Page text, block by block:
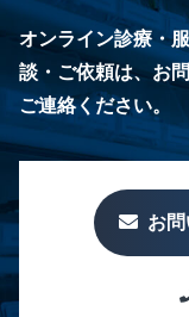
オンライン診療・
談・ご依頼は、お
ご連絡ください。
お